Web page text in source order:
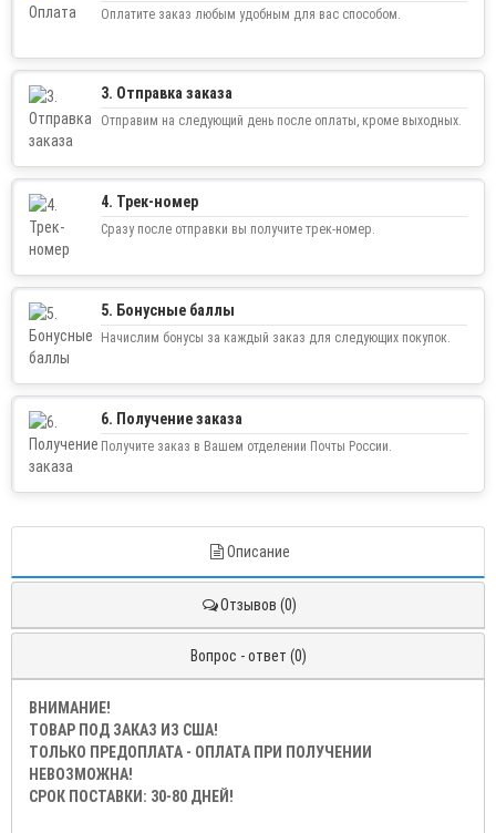
Оплатите заказ любым удобным для вас способом.
3. Отправка заказа
Отправим на следующий день после оплаты, кроме выходных.
4. Трек-номер
Сразу после отправки вы получите трек-номер.
5. Бонусные баллы
Начислим бонусы за каждый заказ для следующих покупок.
6. Получение заказа
Получите заказ в Вашем отделении Почты России.
Описание
Отзывов (0)
Вопрос - ответ (0)
ВНИМАНИЕ!
ТОВАР ПОД ЗАКАЗ ИЗ США!
ТОЛЬКО ПРЕДОПЛАТА - ОПЛАТА ПРИ ПОЛУЧЕНИИ
НЕВОЗМОЖНА!
СРОК ПОСТАВКИ: 30-80 ДНЕЙ!